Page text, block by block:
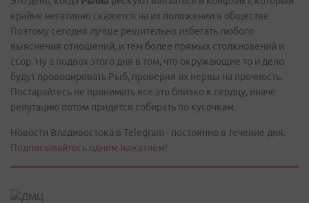
крайне негативно скажется на их положении в обществе.
Поэтому сегодня лучше решительно избегать любого
выяснения отношений, и тем более прямых столкновений и
ссор. Ну а подвох этого дня в том, что окружающие то и дело
будут провоцировать Рыб, проверяя их нервы на прочность.
Постарайтесь не принимать все это близко к сердцу, иначе
репутацию потом придется собирать по кусочкам.
Новости Владивостока в Telegram - постоянно в течение дня.
Подписывайтесь одним нажатием!